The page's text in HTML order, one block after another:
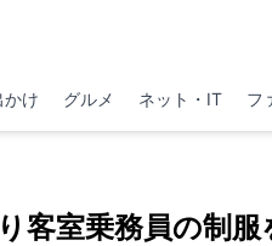
かけ グルメ ネット・IT フ
客室乗務員の制服